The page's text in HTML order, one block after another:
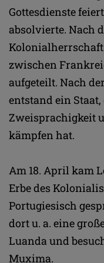
Gottesdienste
absolvierte. Nach
Kolonialherrschaft
zwischen
aufgeteilt. Nach
entstand ein
Zweisprachigkeit
kämpfen hat.
Am 18. April kam
Erbe des
Portugiesisch
dort u. a. eine
Luanda und
Muxima.